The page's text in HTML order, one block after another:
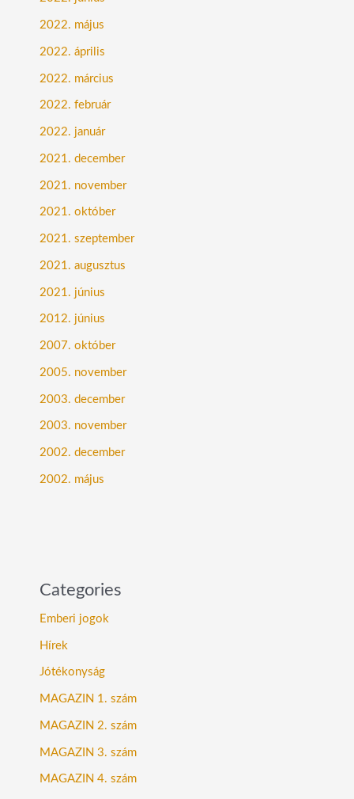
2022. május
2022. április
2022. március
2022. február
2022. január
2021. december
2021. november
2021. október
2021. szeptember
2021. augusztus
2021. június
2012. június
2007. október
2005. november
2003. december
2003. november
2002. december
2002. május
Categories
Emberi jogok
Hírek
Jótékonyság
MAGAZIN 1. szám
MAGAZIN 2. szám
MAGAZIN 3. szám
MAGAZIN 4. szám